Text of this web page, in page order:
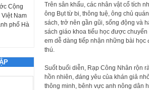
Trên sân khấu, các nhân vật cổ tích
ông Bụt từ bi, thông tuệ, ông chủ
sách, trở nên gần gũi, sống động và
sách giáo khoa tiểu học được
em dễ dàng tiếp nhận những bài
thú.
Suốt buổi diễn, Rạp Công Nhân rộn
hồn nhiên, đáng yêu của khán giả
thông minh, bênh vực anh nông dân
Cộng
Nam
phố Hà